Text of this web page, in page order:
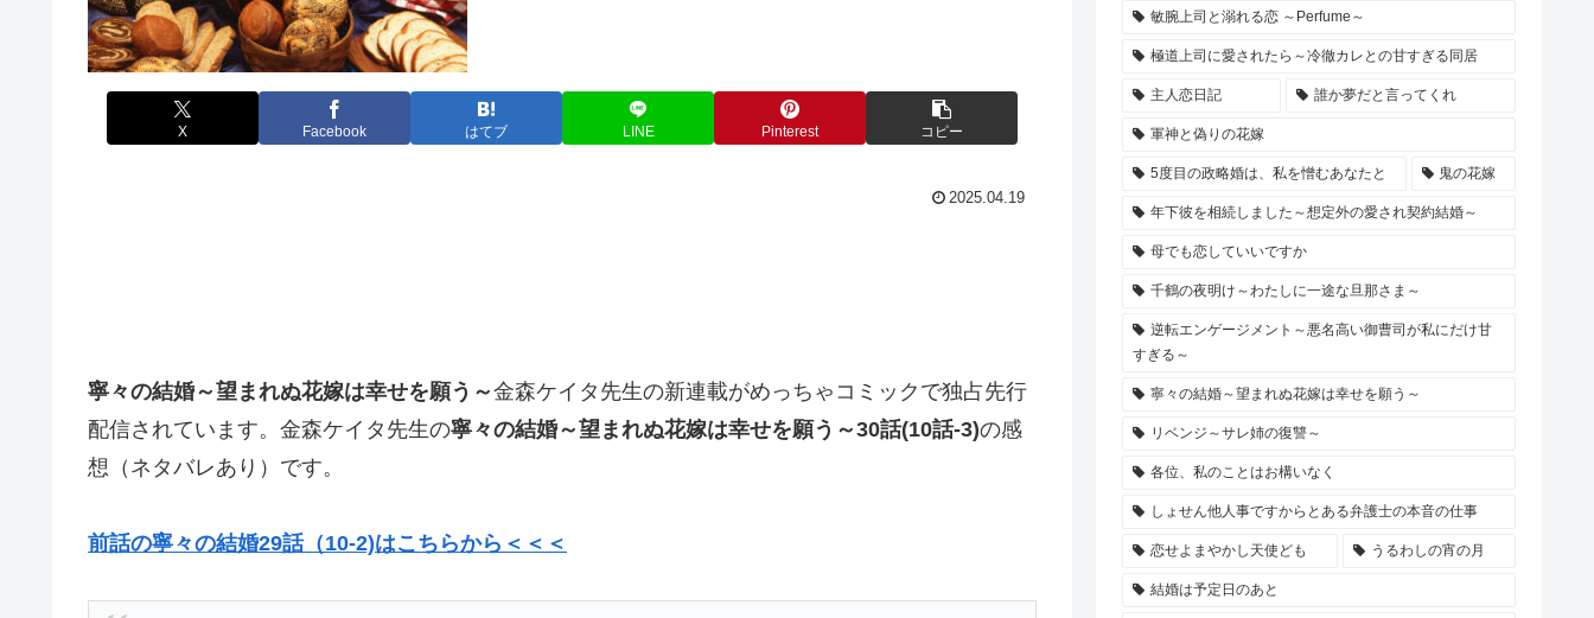
X Facebook はてブ LINE Pinterest コピー
2025.04.19
寧々の結婚～望まれぬ花嫁は幸せを願う～金森ケイタ先生の新連載がめっちゃコミックで独占先行
配信されています。金森ケイタ先生の寧々の結婚～望まれぬ花嫁は幸せを願う～30話(10話-3)の感
想（ネタバレあり）です。
前話の寧々の結婚29話（10-2)はこちらから＜＜＜
敏腕上司と溺れる恋 ～Perfume～
極道上司に愛されたら～冷徹カレとの甘すぎる同居
主人恋日記 誰か夢だと言ってくれ
軍神と偽りの花嫁
5度目の政略婚は、私を憎むあなたと 鬼の花嫁
年下彼を相続しました～想定外の愛され契約結婚～
母でも恋していいですか
千鶴の夜明け～わたしに一途な旦那さま～
逆転エンゲージメント～悪名高い御曹司が私にだけ甘
すぎる～
寧々の結婚～望まれぬ花嫁は幸せを願う～
リベンジ～サレ姉の復讐～
各位、私のことはお構いなく
しょせん他人事ですからとある弁護士の本音の仕事
恋せよまやかし天使ども うるわしの宵の月
結婚は予定日のあと